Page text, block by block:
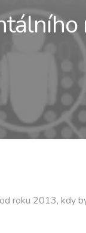
roku 2013, kdy